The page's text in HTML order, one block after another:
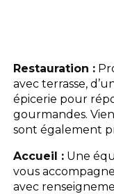
Restauration :
avec terrasse,
épicerie pour
gourmandes.
sont également
Accueil : Une
vous
avec